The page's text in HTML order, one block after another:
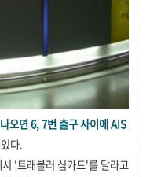
오면 6, 7번 출구 사이에 AIS
다.
'트래블러 심카드'를 달라고